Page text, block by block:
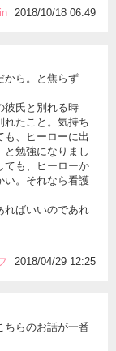
2018/10/18 06:49
から。と焦らず
彼氏と別れる時
れたこと。気持ち
も、ヒーローに出
勉強になりまし
ても、ヒーローか
い。それなら看護
ればいいのであれ
2018/04/29 12:25
ちらのお話が一番